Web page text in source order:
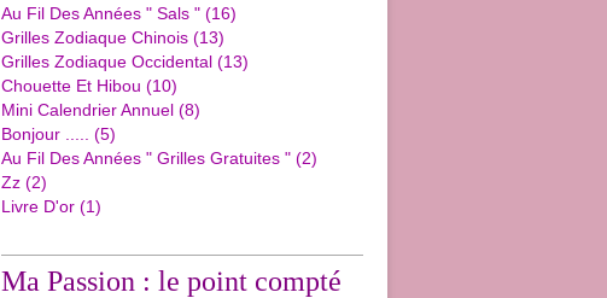
Au Fil Des Années " Sals " (16)
Grilles Zodiaque Chinois (13)
Grilles Zodiaque Occidental (13)
Chouette Et Hibou (10)
Mini Calendrier Annuel (8)
Bonjour .....
(5)
Au Fil Des Années " Grilles Gratuites " (2)
Zz (2)
Livre D'or (1)
Ma Passion : le point compté